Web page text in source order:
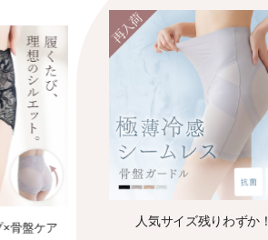
×骨盤ケア 人気サイズ残りわずか！